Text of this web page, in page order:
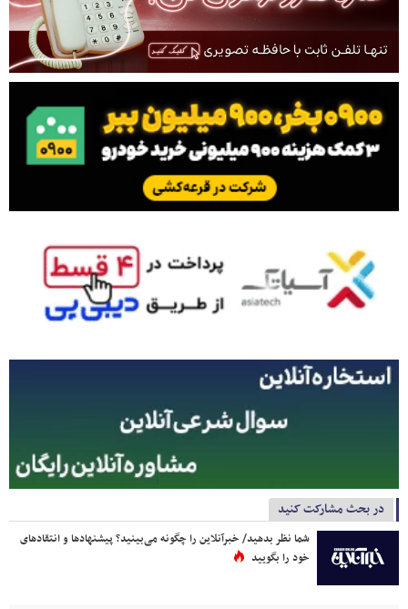
در بحث مشارکت کنید
شما نظر بدهید/ خبرآنلاین را چگونه می‌بینید؟ پیشنهادها و انتقادهای
خود را بگویید